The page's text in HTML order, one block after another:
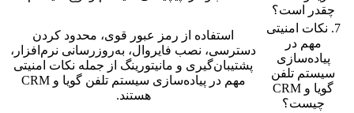
چقدر است؟
7. نکات امنیتی
مهم در
پیاده‌سازی
سیستم تلفن
گویا و CRM
چیست؟
استفاده از رمز عبور قوی، محدود کردن
دسترسی، نصب فایروال، به‌روزرسانی نرم‌افزار،
پشتیبان‌گیری و مانیتورینگ از جمله نکات امنیتی
مهم در پیاده‌سازی سیستم تلفن گویا و CRM
هستند.